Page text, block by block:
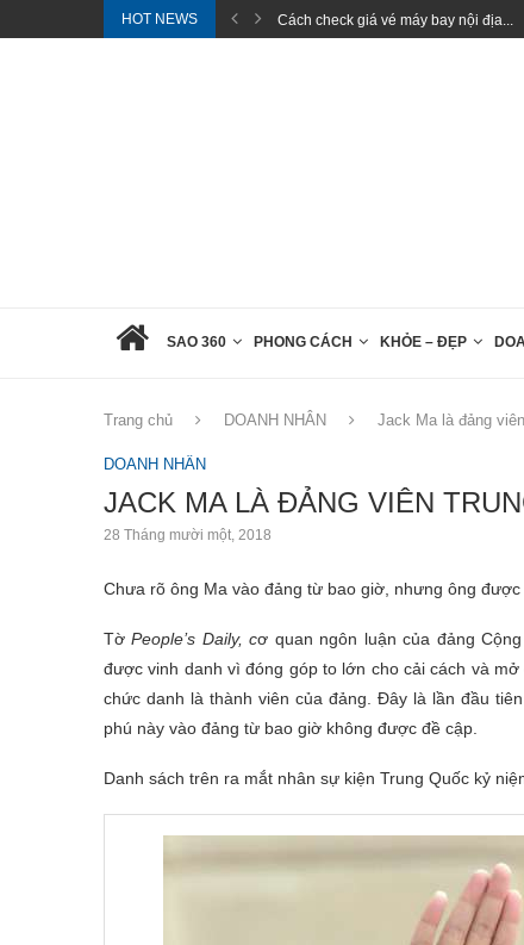
HOT NEWS Cách check giá vé máy bay nội địa...
SAO 360 PHONG CÁCH KHỎE – ĐẸP
Trang chủ DOANH NHÂN Jack Ma là đảng
DOANH NHÂN
JACK MA LÀ ĐẢNG VIÊN
28 Tháng mười một, 2018
Chưa rõ ông Ma vào đảng từ bao giờ, nhưng ông
TờPeople’s Daily, cơ quan ngôn luận của đảng
được vinh danh vì đóng góp to lớn cho cải cách và
chức danh là thành viên của đảng. Đây là lần đầu
phú này vào đảng từ bao giờ không được đề cập.
Danh sách trên ra mắt nhân sự kiện Trung Quốc kỷ